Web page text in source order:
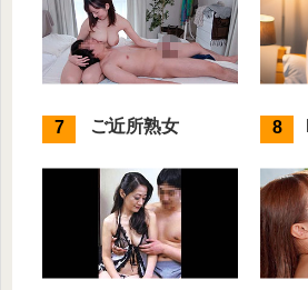
ご近所熟女